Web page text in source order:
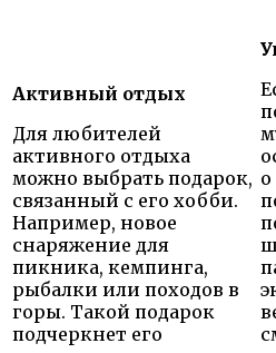
Активный отдых
Для любителей
активного отдыха
можно выбрать подарок,
связанный с его хобби.
Например, новое
снаряжение для
пикника, кемпинга,
рыбалки или походов в
горы. Такой подарок
подчеркнет его